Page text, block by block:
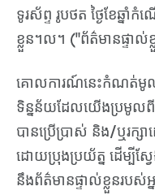
ទូរស័ព្ទ រូបថត ថ្ងៃខែឆ្ន
ខ្លួន។ល។ ("ព័ត៌មានផ្ទាល់
គោលការណ៍នេះកំណត់មូលដ្
ទិន្នន័យដែលយើងប្រមូលពី
បានប្រើប្រាស់ និង/ឬរក្
ដោយប្រុងប្រយ័ត្ន ដើម្បីស្
នឹងព័ត៌មានផ្ទាល់ខ្លួនរប